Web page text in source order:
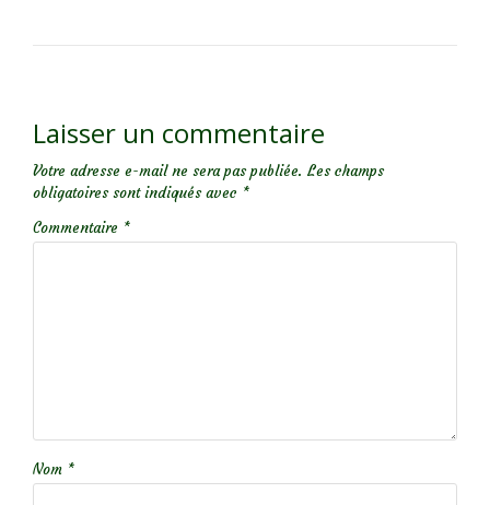
Laisser un commentaire
Votre adresse e-mail ne sera pas publiée. Les champs
obligatoires sont indiqués avec *
Commentaire *
Nom *